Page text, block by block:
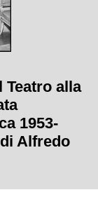
Teatro alla
1953-
Alfredo